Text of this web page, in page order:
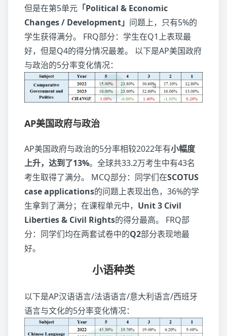
但是在第5单元 「Political & Economic
Changes / Development」 问题上，只有5%的
学生获得满分。 FRQ部分：学生在Q1上表现最
好，但是Q4的得分情况最差。 以下是AP美国政府
与政治的5分率变化情况：
AP美国政府与政治
AP美国政府与政治的5分率相较2022年有小幅度
上升，达到了13%。全球共33.2万考生中有43名
考生取得了满分。 MCQ部分：同学们在SCOTUS
case applications的问题上表现出色，36%的学
生拿到了满分；在课程单元中， Unit 3 Civil
Liberties & Civil Rights的得分最高。 FRQ部
分：同学们均在两套试卷中的Q2部分表现地最
好。
小语种类
以下是AP汉语语言/法语语言/意大利语言/西班牙
语言与文化的5分率变化情况：